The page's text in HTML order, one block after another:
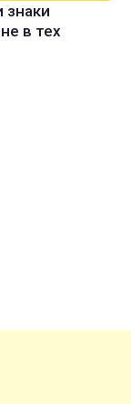
знаки
в тех